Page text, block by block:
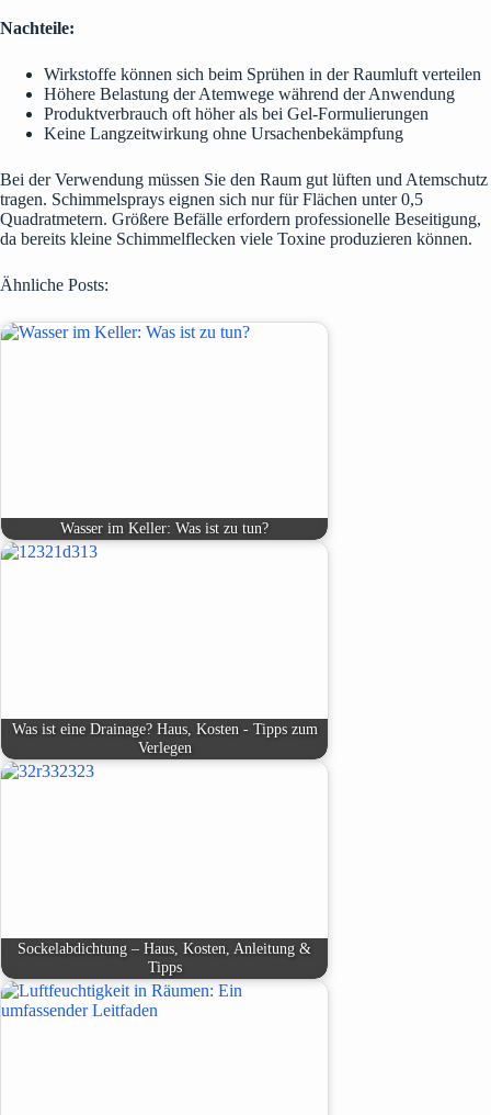
Nachteile:
Wirkstoffe können sich beim Sprühen in der Raumluft verteilen
Höhere Belastung der Atemwege während der Anwendung
Produktverbrauch oft höher als bei Gel-Formulierungen
Keine Langzeitwirkung ohne Ursachenbekämpfung
Bei der Verwendung müssen Sie den Raum gut lüften und Atemschutz
tragen. Schimmelsprays eignen sich nur für Flächen unter 0,5
Quadratmetern. Größere Befälle erfordern professionelle Beseitigung,
da bereits kleine Schimmelflecken viele Toxine produzieren können.
Ähnliche Posts:
Wasser im Keller: Was ist zu tun?
Was ist eine Drainage? Haus, Kosten - Tipps zum
Verlegen
Sockelabdichtung – Haus, Kosten, Anleitung &
Tipps